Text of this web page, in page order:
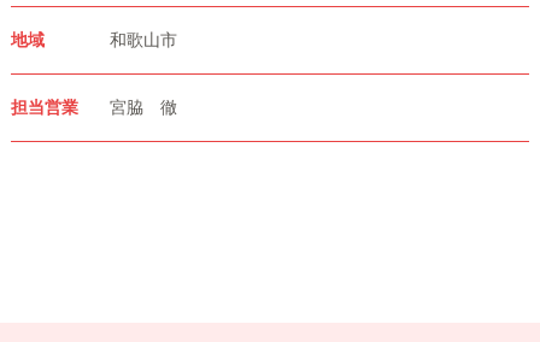
地域 和歌山市
担当営業 宮脇 徹